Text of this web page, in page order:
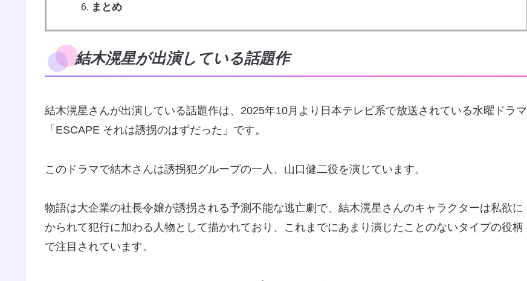
まとめ
結木滉星が出演している話題作
結木滉星さんが出演している話題作は、2025年10月より日本テレビ系で放送されている水曜ドラマ
「ESCAPE それは誘拐のはずだった」です。
このドラマで結木さんは誘拐犯グループの一人、山口健二役を演じています。
物語は大企業の社長令嬢が誘拐される予測不能な逃亡劇で、結木滉星さんのキャラクターは私欲に
かられて犯行に加わる人物として描かれており、これまでにあまり演じたことのないタイプの役柄
で注目されています。